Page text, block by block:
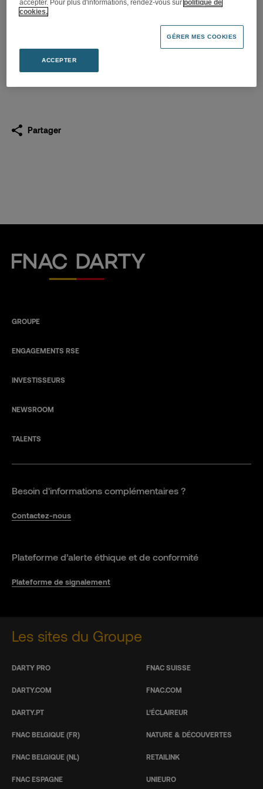
Fnac Darty obtient la note A-
du CDP
Télécharger (PDF 237,7 Ko)
Partager
Fnac Darty
GROUPE
ENGAGEMENTS RSE
INVESTISSEURS
NEWSROOM
TALENTS
Besoin d'informations complémentaires ?
Contactez-nous
Plateforme d’alerte éthique et de conformité
Plateforme de signalement
Les sites du Groupe
DARTY PRO
DARTY.COM
DARTY.PT
FNAC BELGIQUE (FR)
FNAC BELGIQUE (NL)
FNAC ESPAGNE
FNAC SUISSE
FNAC.COM
L’ÉCLAIREUR
NATURE & DÉCOUVERTES
RETAILINK
UNIEURO
accepter. Pour plus d'informations, rendez-vous surpolitique de
cookies.
GÉRER MES COOKIES
ACCEPTER